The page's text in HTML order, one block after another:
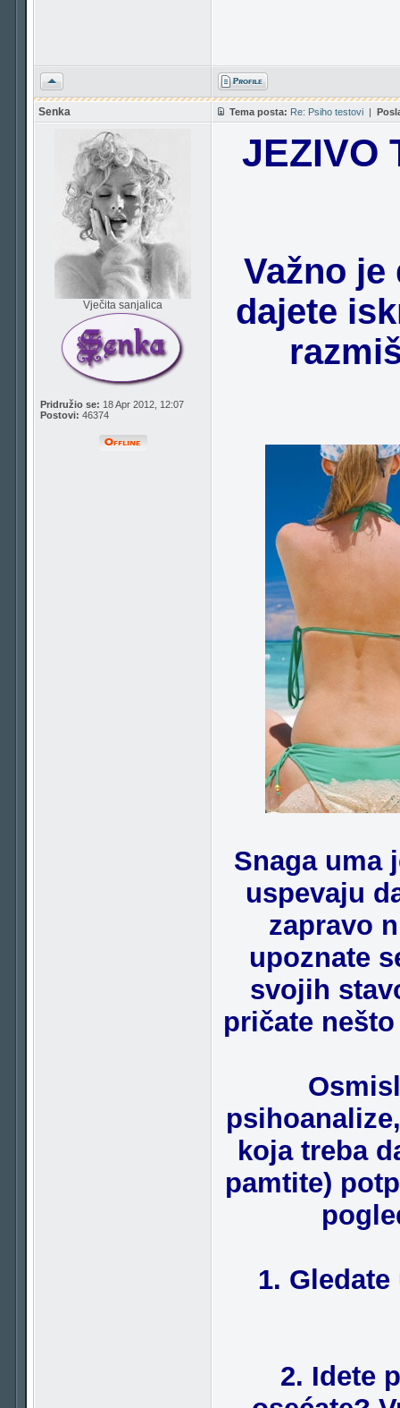
Vrh
Senka Tema posta: Re: Psiho testovi |
Vječita sanjalica
Pridružio se: 18 Apr 2012, 12:07
Postovi: 46374
JEZIVO
Važno
dajete
Snaga uma
uspevaju
zapravo
upoznate
svojih
pričate
koja treba
pamtite)
1.
2. Idete